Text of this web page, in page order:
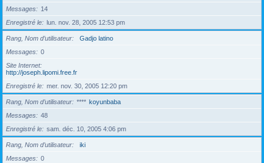
Messages
14
Enregistré le
lun. nov. 28, 2005 12:53 pm
Rang, Nom d’utilisateur
Gadjo latino
Messages
0
Site Internet
http://joseph.lipomi.free.fr
Enregistré le
mer. nov. 30, 2005 12:20 pm
Rang, Nom d’utilisateur **** koyunbaba
Messages
48
Enregistré le
sam. déc. 10, 2005 4:06 pm
Rang, Nom d’utilisateur
iki
Messages
0